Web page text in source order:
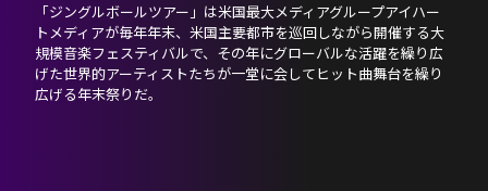
「ジングルボールツアー」は米国最大メディアグループアイハー
トメディアが毎年年末、米国主要都市を巡回しながら開催する大
規模音楽フェスティバルで、その年にグローバルな活躍を繰り広
げた世界的アーティストたちが一堂に会してヒット曲舞台を繰り
広げる年末祭りだ。
NEVERLAND JAPAN